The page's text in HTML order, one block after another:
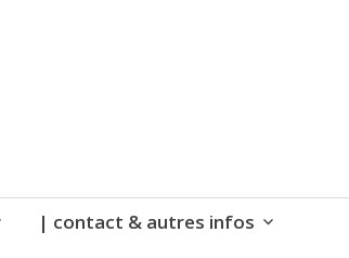
| contact & autres infos